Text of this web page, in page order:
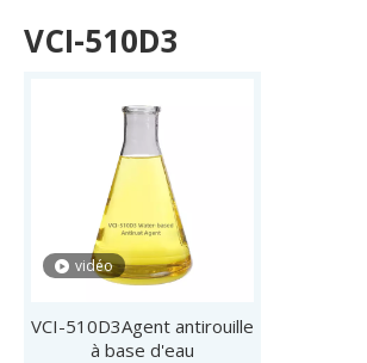
VCI-510D3
vidéo
VCI-510D3Agent antirouille
à base d'eau